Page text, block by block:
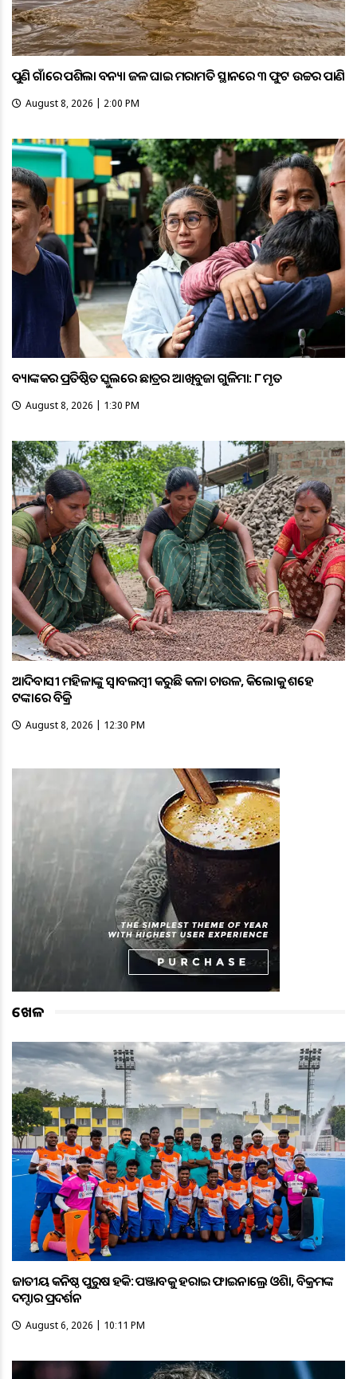
ପୁଣି ଗାଁରେ ପଶିଲା ବନ୍ୟା ଜଳ ଘାଇ ମରାମତି ସ୍ଥାନରେ ୩ ଫୁଟ ଉଚ୍ଚର ପାଣି
August 8, 2026 | 2:00 PM
ବ୍ୟାଙ୍କକର ପ୍ରତିଷ୍ଠିତ ସ୍କୁଲରେ ଛାତ୍ରର ଆଖିବୁଜା ଗୁଳିମାଡ଼: ୮ ମୃତ
August 8, 2026 | 1:30 PM
ଆଦିବାସୀ ମହିଳାଙ୍କୁ ସ୍ଵାବଲମ୍ଵୀ କରୁଛି କଳା ଚାଉଳ, କିଲୋକୁ ଶହେ
ଟଙ୍କାରେ ବିକ୍ରି
August 8, 2026 | 12:30 PM
ଖେଳ
ଜାତୀୟ କନିଷ୍ଠ ପୁରୁଷ ହକି: ପଞ୍ଜାବକୁ ହରାଇ ଫାଇନାଲ୍ରେ ଓଡ଼ିଶା, ବିକ୍ରମଙ୍କ
ଦମ୍ଦାର ପ୍ରଦର୍ଶନ
August 6, 2026 | 10:11 PM